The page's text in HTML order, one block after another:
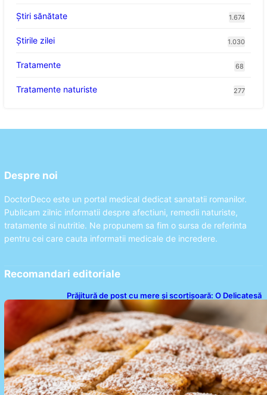
Ştiri sănătate 1.674
Știrile zilei 1.030
Tratamente 68
Tratamente naturiste 277
Despre noi
DoctorDeco este un portal medical dedicat sanatatii romanilor.
Publicam zilnic informatii despre afectiuni, remedii naturiste,
tratamente si nutritie. Ne propunem sa fim o sursa de referinta
pentru cei care cauta informatii medicale de incredere.
Recomandari editoriale
Prăjitură de post cu mere și scorțișoară: O Delicatesă
Dulce pentru Postul Adormirii Maicii Domnului